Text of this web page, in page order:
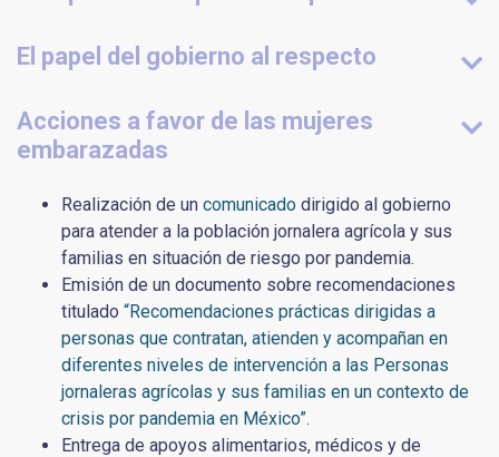
El papel del gobierno al respecto
Acciones a favor de las mujeres
embarazadas
Realización de un comunicado dirigido al gobierno
para atender a la población jornalera agrícola y sus
familias en situación de riesgo por pandemia.
Emisión de un documento sobre recomendaciones
titulado “Recomendaciones prácticas dirigidas a
personas que contratan, atienden y acompañan en
diferentes niveles de intervención a las Personas
jornaleras agrícolas y sus familias en un contexto de
crisis por pandemia en México”.
Entrega de apoyos alimentarios, médicos y de